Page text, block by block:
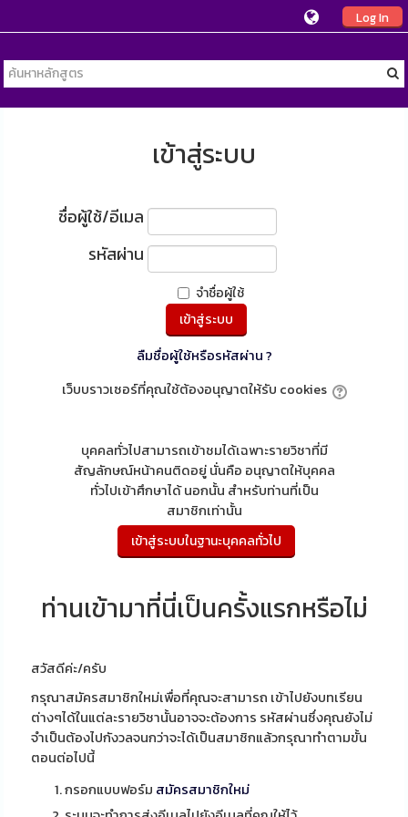
Log In
เข้าสู่ระบบ
ชื่อผู้ใช้/อีเมล
รหัสผ่าน
จำชื่อผู้ใช้
ลืมชื่อผู้ใช้หรือรหัสผ่าน ?
เว็บบราวเซอร์ที่คุณใช้ต้องอนุญาตให้รับ cookies
บุคคลทั่วไปสามารถเข้าชมได้เฉพาะรายวิชาที่มี
สัญลักษณ์หน้าคนติดอยู่ นั่นคือ อนุญาตให้บุคคล
ทั่วไปเข้าศึกษาได้ นอกนั้น สำหรับท่านที่เป็น
สมาชิกเท่านั้น
ท่านเข้ามาที่นี่เป็นครั้งแรกหรือไม่
สวัสดีค่ะ/ครับ
กรุณาสมัครสมาชิกใหม่เพื่อที่คุณจะสามารถ เข้าไปยังบทเรียน
ต่างๆได้ในแต่ละรายวิชานั้นอาจจะต้องการ รหัสผ่านซึ่งคุณยังไม่
จำเป็นต้องไปกังวลจนกว่าจะได้เป็นสมาชิกแล้วกรุณาทำตามขั้น
ตอนต่อไปนี้
กรอกแบบฟอร์ม สมัครสมาชิกใหม่